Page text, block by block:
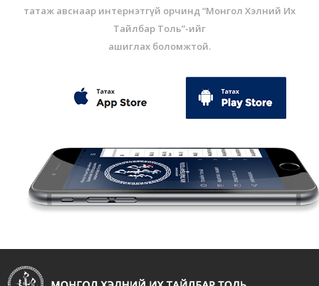
татаж авснаар интернэтгүй орчинд “Монгол Хэлний Их
Тайлбар Толь”-ийг
ашиглах боломжтой.